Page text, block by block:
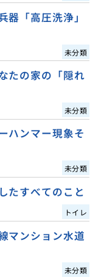
器「高圧洗浄」
未分類
たの家の「隠れ
未分類
ハンマー現象そ
未分類
たすべてのこと
トイレ
マンション水道
未分類